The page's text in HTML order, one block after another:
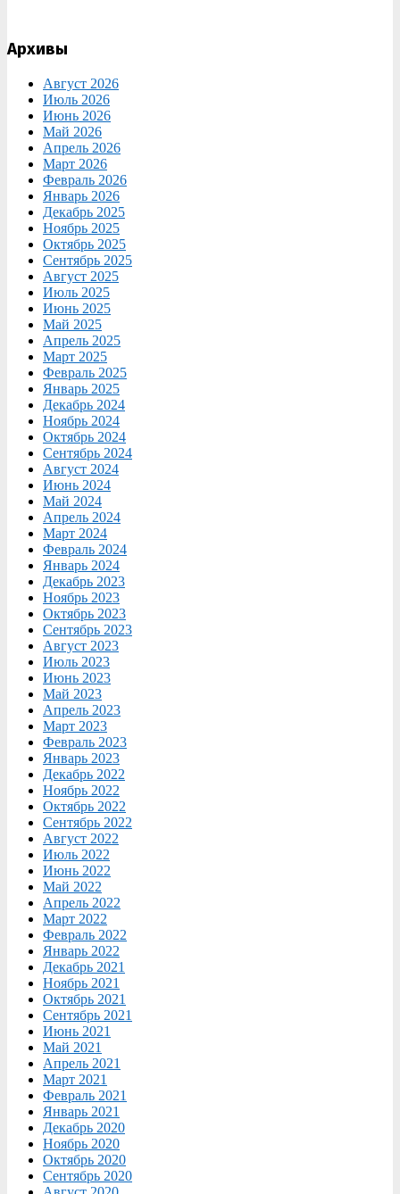
Архивы
Август 2026
Июль 2026
Июнь 2026
Май 2026
Апрель 2026
Март 2026
Февраль 2026
Январь 2026
Декабрь 2025
Ноябрь 2025
Октябрь 2025
Сентябрь 2025
Август 2025
Июль 2025
Июнь 2025
Май 2025
Апрель 2025
Март 2025
Февраль 2025
Январь 2025
Декабрь 2024
Ноябрь 2024
Октябрь 2024
Сентябрь 2024
Август 2024
Июнь 2024
Май 2024
Апрель 2024
Март 2024
Февраль 2024
Январь 2024
Декабрь 2023
Ноябрь 2023
Октябрь 2023
Сентябрь 2023
Август 2023
Июль 2023
Июнь 2023
Май 2023
Апрель 2023
Март 2023
Февраль 2023
Январь 2023
Декабрь 2022
Ноябрь 2022
Октябрь 2022
Сентябрь 2022
Август 2022
Июль 2022
Июнь 2022
Май 2022
Апрель 2022
Март 2022
Февраль 2022
Январь 2022
Декабрь 2021
Ноябрь 2021
Октябрь 2021
Сентябрь 2021
Июнь 2021
Май 2021
Апрель 2021
Март 2021
Февраль 2021
Январь 2021
Декабрь 2020
Ноябрь 2020
Октябрь 2020
Сентябрь 2020